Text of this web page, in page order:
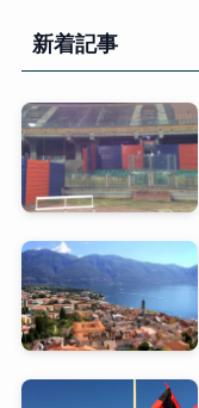
新着記事